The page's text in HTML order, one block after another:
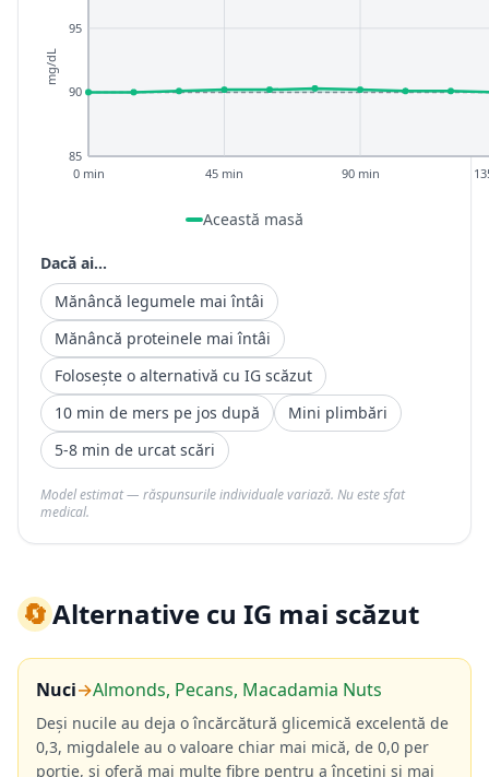
85
90
95
0 min 45 min 90 min
mg/dL
Această masă
Dacă ai...
Mănâncă legumele mai întâi
Mănâncă proteinele mai întâi
Folosește o alternativă cu IG scăzut
10 min de mers pe jos după
Mini plimbări
5-8 min de urcat scări
Model estimat — răspunsurile individuale variază. Nu este sfat
medical.
🔄Alternative cu IG mai scăzut
Nuci→Almonds, Pecans, Macadamia Nuts
Deși nucile au deja o încărcătură glicemică excelentă de
0,3, migdalele au o valoare chiar mai mică, de 0,0 per
porție, și oferă mai multe fibre pentru a încetini și mai